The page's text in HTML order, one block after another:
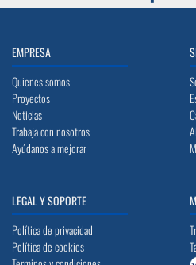
EMPRESA
Quienes somos
Proyectos
Noticias
Trabaja con nosotros
Ayúdanos a mejorar
LEGAL Y SOPORTE
Política de privacidad
Política de cookies